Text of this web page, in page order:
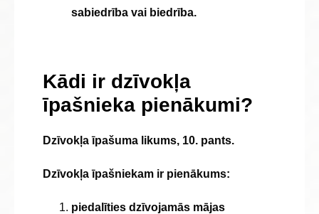
sabiedrība vai biedrība.
Kādi ir dzīvokļa
īpašnieka pienākumi?
Dzīvokļa īpašuma likums, 10. pants.
Dzīvokļa īpašniekam ir pienākums:
piedalīties dzīvojamās mājas